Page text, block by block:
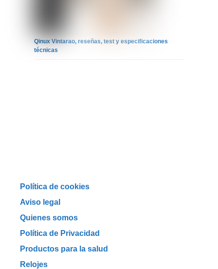
Qinux Vintarao, reseñas, test y especificaciones
técnicas
Política de cookies
Aviso legal
Quienes somos
Política de Privacidad
Productos para la salud
Relojes